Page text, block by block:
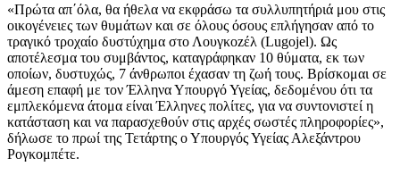
«Πρώτα απ΄όλα, θα ήθελα να εκφράσω τα συλλυπητήριά μου στις
οικογένειες των θυμάτων και σε όλους όσους επλήγησαν από το
τραγικό τροχαίο δυστύχημα στο Λουγκοzέλ (Lugojel). Ως
αποτέλεσμα του συμβάντος, καταγράφηκαν 10 θύματα, εκ των
οποίων, δυστυχώς, 7 άνθρωποι έχασαν τη ζωή τους. Βρίσκομαι σε
άμεση επαφή με τον Έλληνα Υπουργό Υγείας, δεδομένου ότι τα
εμπλεκόμενα άτομα είναι Έλληνες πολίτες, για να συντονιστεί η
κατάσταση και να παρασχεθούν στις αρχές σωστές πληροφορίες»,
δήλωσε το πρωί της Τετάρτης ο Υπουργός Υγείας Αλεξάντρου
Ρογκομπέτε.